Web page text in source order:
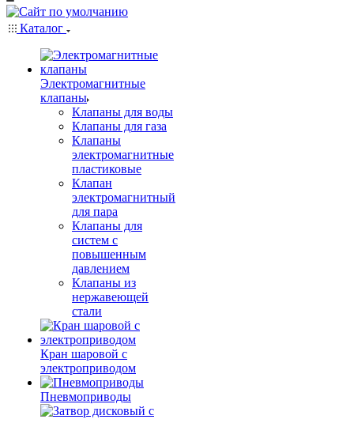
Каталог
Электромагнитные
клапаны
Клапаны для воды
Клапаны для газа
Клапаны
электромагнитные
пластиковые
Клапан
электромагнитный
для пара
Клапаны для
систем с
повышенным
давлением
Клапаны из
нержавеющей
стали
Кран шаровой с
электроприводом
Пневмоприводы